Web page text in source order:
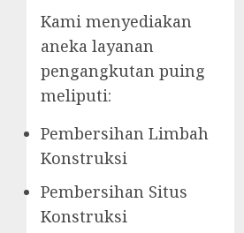
Kami menyediakan
aneka layanan
pengangkutan puing
meliputi:
Pembersihan Limbah
Konstruksi
Pembersihan Situs
Konstruksi